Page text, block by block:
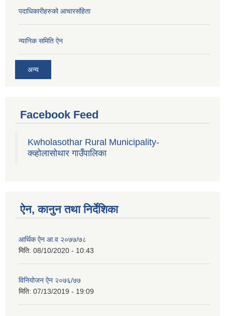
पदाधिकारीहरुको आचारसंहिता
न्यानिक समिति ऐन
अन्य
Facebook Feed
Kwholasothar Rural Municipality-
क्व्होलासोथार गाउँपालिका
ऐन, कानुन तथा निर्देशिका
आर्थिक ऐन आ.व २०७७/७८
मिति: 08/10/2020 - 10:43
विनियोजन ऐन २०७६/७७
मिति: 07/13/2019 - 19:09